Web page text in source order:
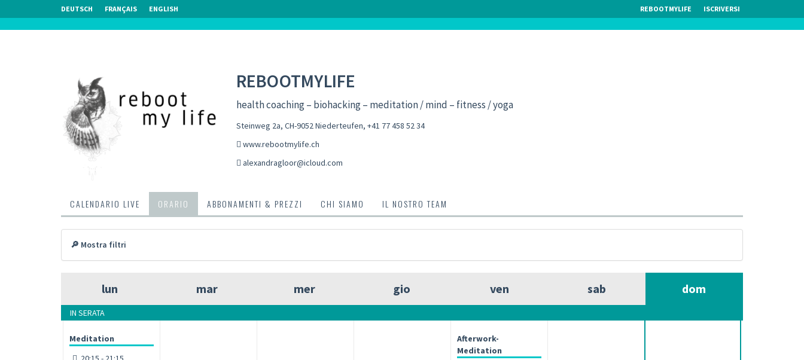
DEUTSCH FRANÇAIS ENGLISH REBOOTMYLIFE ISCRIVERSI
REBOOTMYLIFE
health coaching – biohacking – meditation / mind – fitness / yoga
Steinweg 2a, CH-9052 Niederteufen, +41 77 458 52 34
www.rebootmylife.ch
alexandragloor@icloud.com
CALENDARIO LIVE ORARIO ABBONAMENTI & PREZZI CHI SIAMO IL NOSTRO TEAM
🔎 Mostra filtri
lun mar mer gio ven sab dom
IN SERATA
Meditation
Afterwork-
Meditation